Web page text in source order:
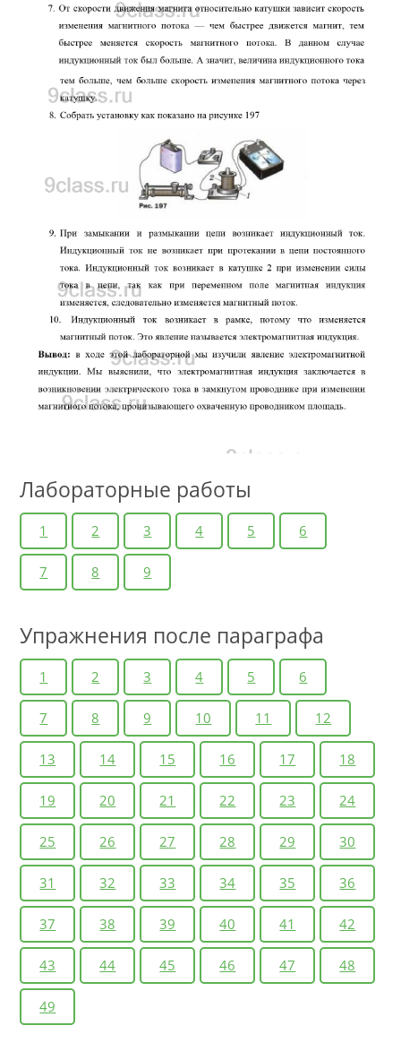
Лабораторные работы
1 2 3 4 5 6
7 8 9
Упражнения после параграфа
1 2 3 4 5 6
7 8 9 10 11 12
13 14 15 16 17 18
19 20 21 22 23 24
25 26 27 28 29 30
31 32 33 34 35 36
37 38 39 40 41 42
43 44 45 46 47 48
49